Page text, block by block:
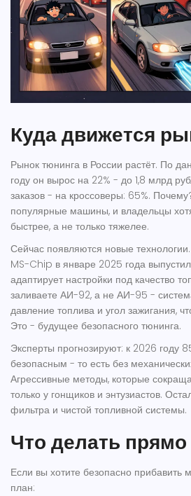
Куда движется
Рынок тюнинга в России растёт. По
году он вырос на 22% - до 1,8 млрд
заказов - на кроссоверы: 65%.
популярные машины, и владельцы
быстрее, а не только тяжелее.
Сейчас появляются новые
MS-Chip в январе 2025 года
адаптирует настройки под качество
заливаете АИ-92, а не АИ-95 -
давление топлива и угол зажигания,
Это - будущее безопасного тюнинга.
Эксперты прогнозируют: к 2026 году
безопасным - то есть без
Агрессивные методы, которые
только у гонщиков и энтузиастов.
фильтра и чистой топливной системы.
Что делать прямо
Если вы хотите безопасно прибавить
план: